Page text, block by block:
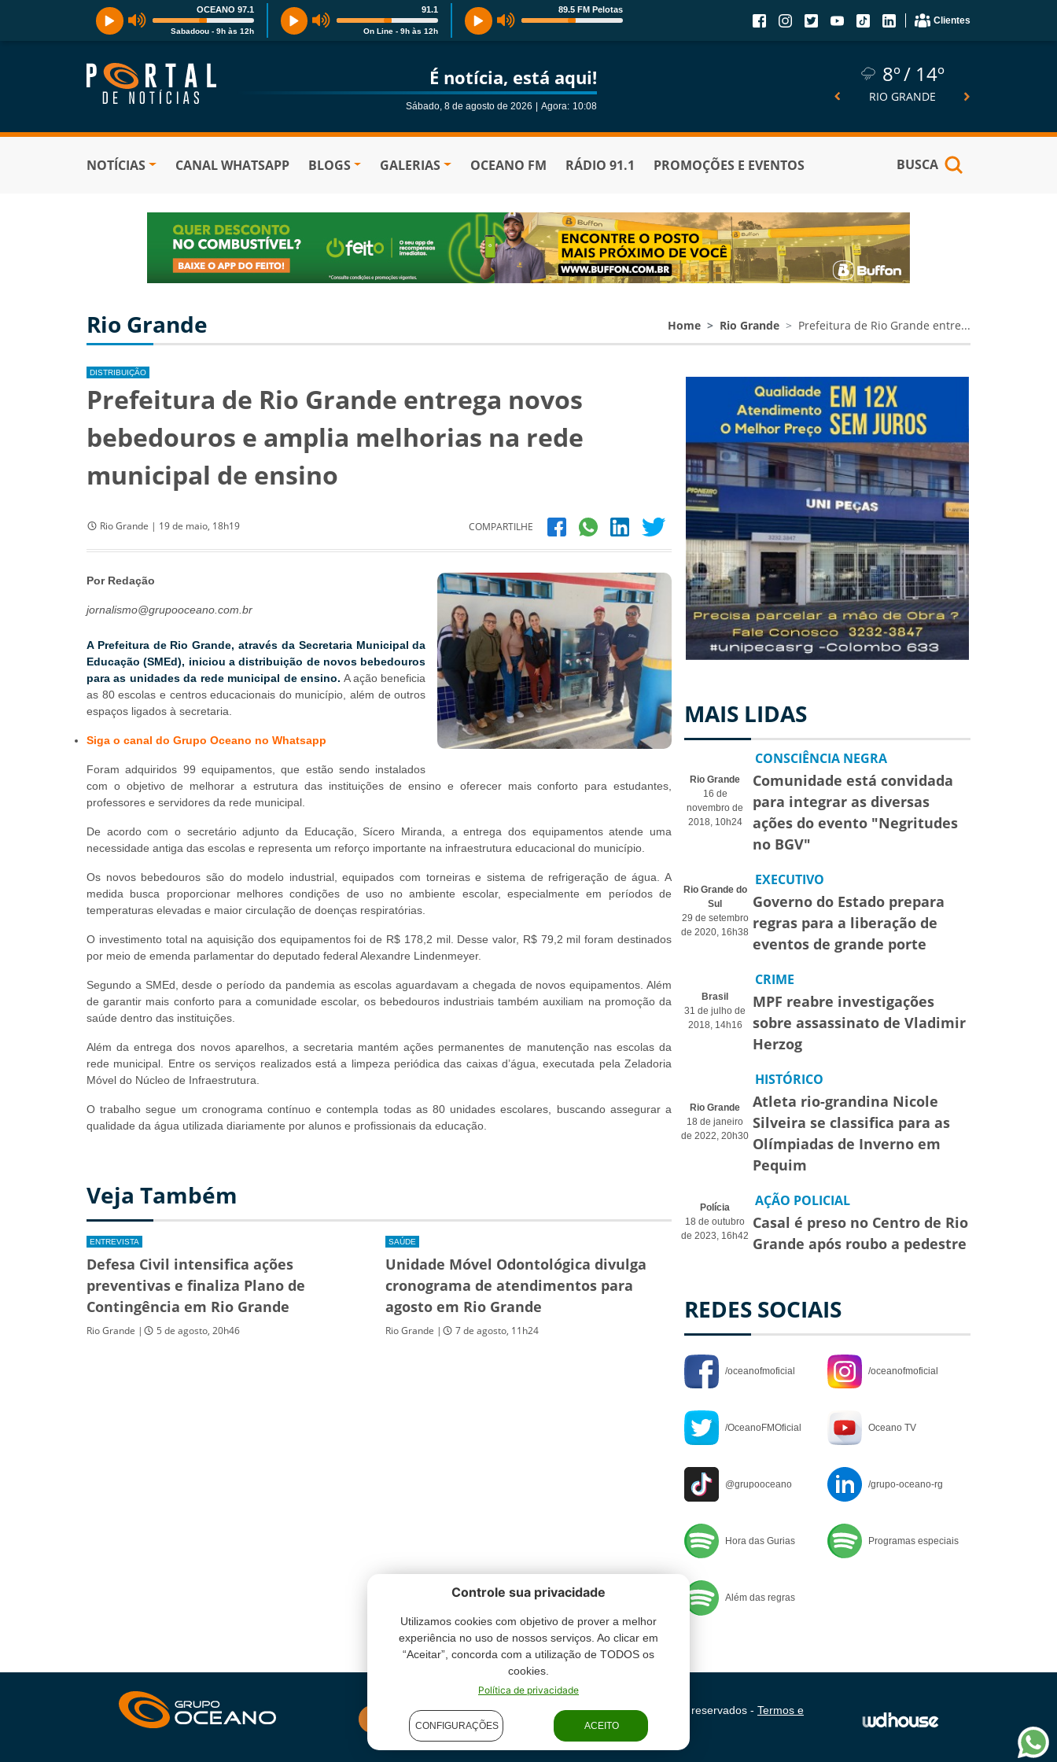
OCEANO 97.1
Sabadoou - 9h às 12h
91.1
On Line - 9h às 12h
89.5 FM Pelotas
Clientes
É notícia, está aqui!
Sábado, 8 de agosto de 2026 | Agora: 10:08
8º 14º
RIO GRANDE
NOTÍCIAS CANAL WHATSAPP BLOGS GALERIAS OCEANO FM RÁDIO 91.1 PROMOÇÕES E EVENTOS BUSCA
Rio Grande Home Rio Grande Prefeitura de Rio Grande entre...
DISTRIBUIÇÃO
Prefeitura de Rio Grande entrega novos
bebedouros e amplia melhorias na rede
municipal de ensino
Rio Grande | 19 de maio, 18h19 COMPARTILHE
Por Redação
jornalismo@grupooceano.com.br
A Prefeitura de Rio Grande, através da Secretaria Municipal da
Educação (SMEd), iniciou a distribuição de novos bebedouros
para as unidades da rede municipal de ensino. A ação beneficia
as 80 escolas e centros educacionais do município, além de outros
espaços ligados à secretaria.
Siga o canal do Grupo Oceano no Whatsapp
Foram adquiridos 99 equipamentos, que estão sendo instalados
com o objetivo de melhorar a estrutura das instituições de ensino e oferecer mais conforto para estudantes,
professores e servidores da rede municipal.
De acordo com o secretário adjunto da Educação, Sícero Miranda, a entrega dos equipamentos atende uma
necessidade antiga das escolas e representa um reforço importante na infraestrutura educacional do município.
Os novos bebedouros são do modelo industrial, equipados com torneiras e sistema de refrigeração de água. A
medida busca proporcionar melhores condições de uso no ambiente escolar, especialmente em períodos de
temperaturas elevadas e maior circulação de doenças respiratórias.
O investimento total na aquisição dos equipamentos foi de R$ 178,2 mil. Desse valor, R$ 79,2 mil foram destinados
por meio de emenda parlamentar do deputado federal Alexandre Lindenmeyer.
Segundo a SMEd, desde o período da pandemia as escolas aguardavam a chegada de novos equipamentos. Além
de garantir mais conforto para a comunidade escolar, os bebedouros industriais também auxiliam na promoção da
saúde dentro das instituições.
Além da entrega dos novos aparelhos, a secretaria mantém ações permanentes de manutenção nas escolas da
rede municipal. Entre os serviços realizados está a limpeza periódica das caixas d’água, executada pela Zeladoria
Móvel do Núcleo de Infraestrutura.
O trabalho segue um cronograma contínuo e contempla todas as 80 unidades escolares, buscando assegurar a
qualidade da água utilizada diariamente por alunos e profissionais da educação.
Veja Também
ENTREVISTA
Defesa Civil intensifica ações
preventivas e finaliza Plano de
Contingência em Rio Grande
Rio Grande | 5 de agosto, 20h46
SAÚDE
Unidade Móvel Odontológica divulga
cronograma de atendimentos para
agosto em Rio Grande
Rio Grande | 7 de agosto, 11h24
MAIS LIDAS
Rio Grande
16 de
novembro de
2018, 10h24
CONSCIÊNCIA NEGRA
Comunidade está convidada
para integrar as diversas
ações do evento "Negritudes
no BGV"
Rio Grande do
Sul
29 de setembro
de 2020, 16h38
EXECUTIVO
Governo do Estado prepara
regras para a liberação de
eventos de grande porte
Brasil
31 de julho de
2018, 14h16
CRIME
MPF reabre investigações
sobre assassinato de Vladimir
Herzog
Rio Grande
18 de janeiro
de 2022, 20h30
HISTÓRICO
Atleta rio-grandina Nicole
Silveira se classifica para as
Olímpiadas de Inverno em
Pequim
Polícia
18 de outubro
de 2023, 16h42
AÇÃO POLICIAL
Casal é preso no Centro de Rio
Grande após roubo a pedestre
REDES SOCIAIS
/oceanofmoficial /oceanofmoficial
/OceanoFMOficial Oceano TV
@grupooceano /grupo-oceano-rg
Hora das Gurias Programas especiais
Além das regras
INSTITUCIONAL
Grupo Oceano - Todos direitos reservados - Termos e
condições de uso
Controle sua privacidade
Utilizamos cookies com objetivo de prover a melhor
experiência no uso de nossos serviços. Ao clicar em
“Aceitar”, concorda com a utilização de TODOS os
cookies.
Política de privacidade
CONFIGURAÇÕES ACEITO